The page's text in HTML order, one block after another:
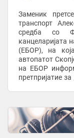
Заменик
транспорт
средба со
канцеларијата
(ЕБОР), на
автопатот Скопје – Блаце. На
на ЕБОР
претпријатие